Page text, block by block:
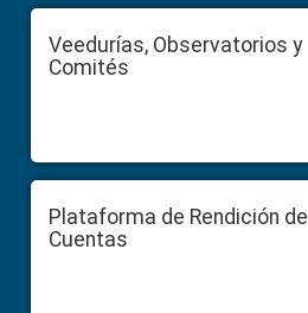
Veedurías, Observatorios y
Comités
Plataforma de Rendición de
Cuentas